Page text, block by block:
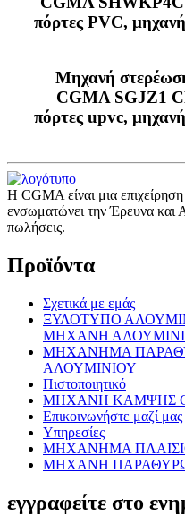
πόρτες PVC,
Μηχανή
CGMA SGJZ1
πόρτες upvc,
Η CGMA είναι μια
ενσωματώνει την Έρευνα και
πωλήσεις.
Προϊόντα
Σχετικά με εμάς
ΞΥΛΟΤΥΠΟ
ΜΗΧΑΝΗ
ΜΗΧΑΝΗΜΑ
ΑΛΟΥΜΙΝΙΟΥ
Πιστοποιητικό
ΜΗΧΑΝΗ ΚΑΜΨΗΣ
Επικοινωνήστε μαζί μας
Υπηρεσίες
ΜΗΧΑΝΗΜΑ
ΜΗΧΑΝΗ
εγγραφείτε στο